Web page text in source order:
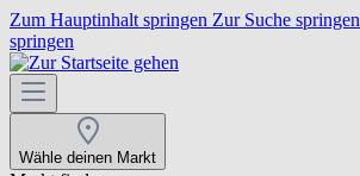
Zum Hauptinhalt springen Zur Suche springen
springen
Wähle deinen Markt